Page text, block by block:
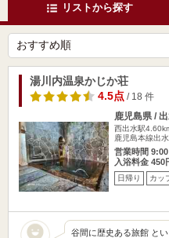
リストから探す
湯川内温泉かじか荘
4.5点/ 18 件
鹿児島県 /
西出水駅
鹿児島本線出
営業時間
入浴料金 450
日帰り カッ
谷間に歴史ある旅館 と